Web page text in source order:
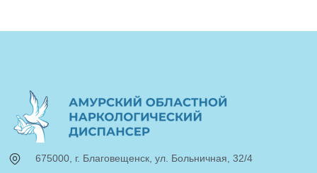
675000, г. Благовещенск, ул. Больничная, 32/4